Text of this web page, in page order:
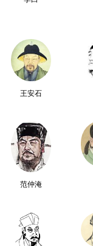
王安石
范仲淹